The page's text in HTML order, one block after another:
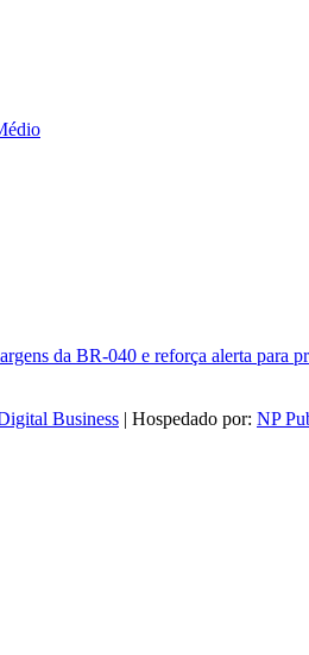
da BR-040 e reforça alerta para
Business | Hospedado por: NP